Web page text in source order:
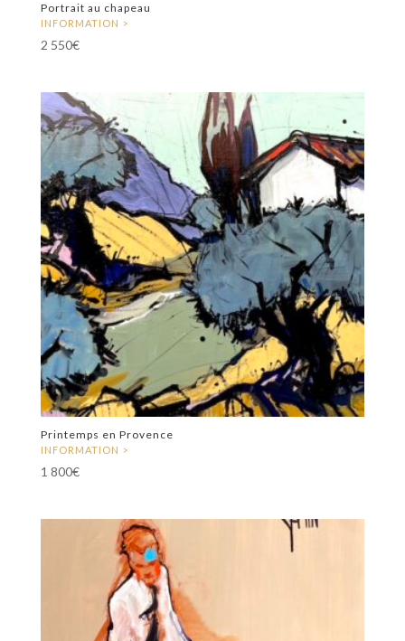
Portrait au chapeau
2 550€
Printemps en Provence
1 800€